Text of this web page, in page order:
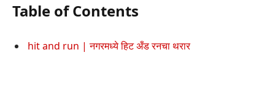
Table of Contents
hit and run | नगरमध्ये हिट अँड रनचा थरार